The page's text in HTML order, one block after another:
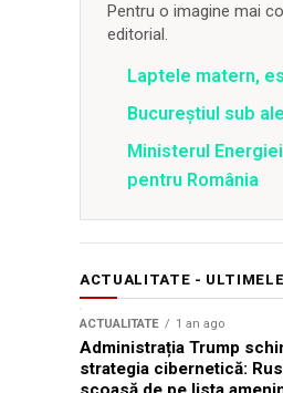
Pentru o imagine mai
editorial.
Laptele matern,
Bucureștiul sub
Ministerul
pentru România
ACTUALITATE -
ACTUALITATE 1 an ago
Administrația Trump
strategia cibernetică: